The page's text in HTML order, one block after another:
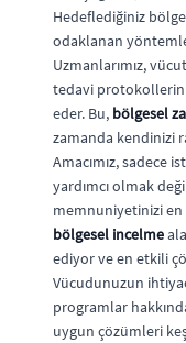
Hedeflediğiniz
odaklanan
Uzmanlarımız,
tedavi
eder. Bu, bölgesel
zamanda kendinizi
Amacımız, sadece
yardımcı olmak
memnuniyetinizi
bölgesel incelme
ediyor ve en etkili
Vücudunuzun
programlar
uygun çözümleri